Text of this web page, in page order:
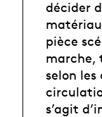
décider
pièce
marche,
selon les
s’agit